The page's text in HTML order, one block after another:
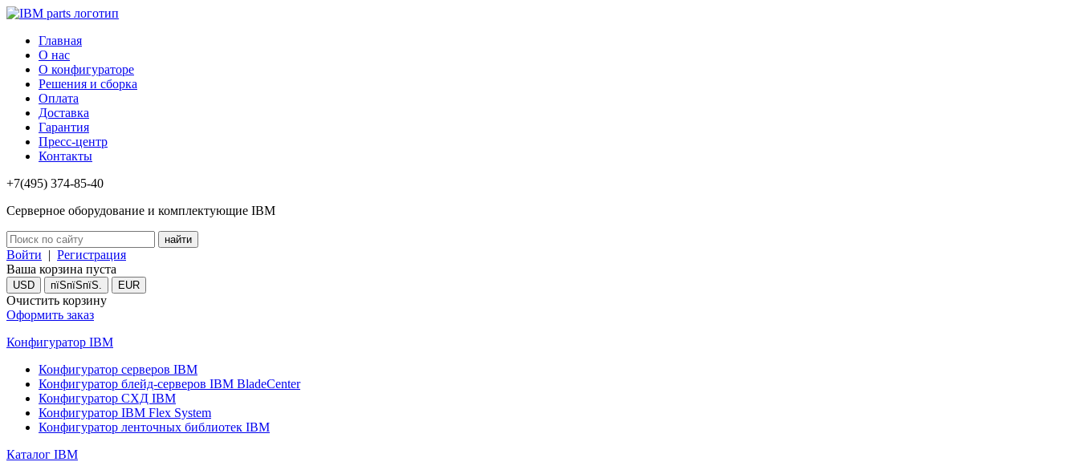
Главная
О нас
О конфигураторе
Решения и сборка
Оплата
Доставка
Гарантия
Пресс-центр
Контакты
+7(495) 374-85-40
Серверное оборудование и комплектующие IBM
Войти | Регистрация
Ваша корзина пуста
USD пїЅпїЅпїЅ. EUR
Очистить корзину
Оформить заказ
Конфигуратор IBM
Конфигуратор серверов IBM
Конфигуратор блейд-серверов IBM BladeCenter
Конфигуратор СХД IBM
Конфигуратор IBM Flex System
Конфигуратор ленточных библиотек IBM
Каталог IBM